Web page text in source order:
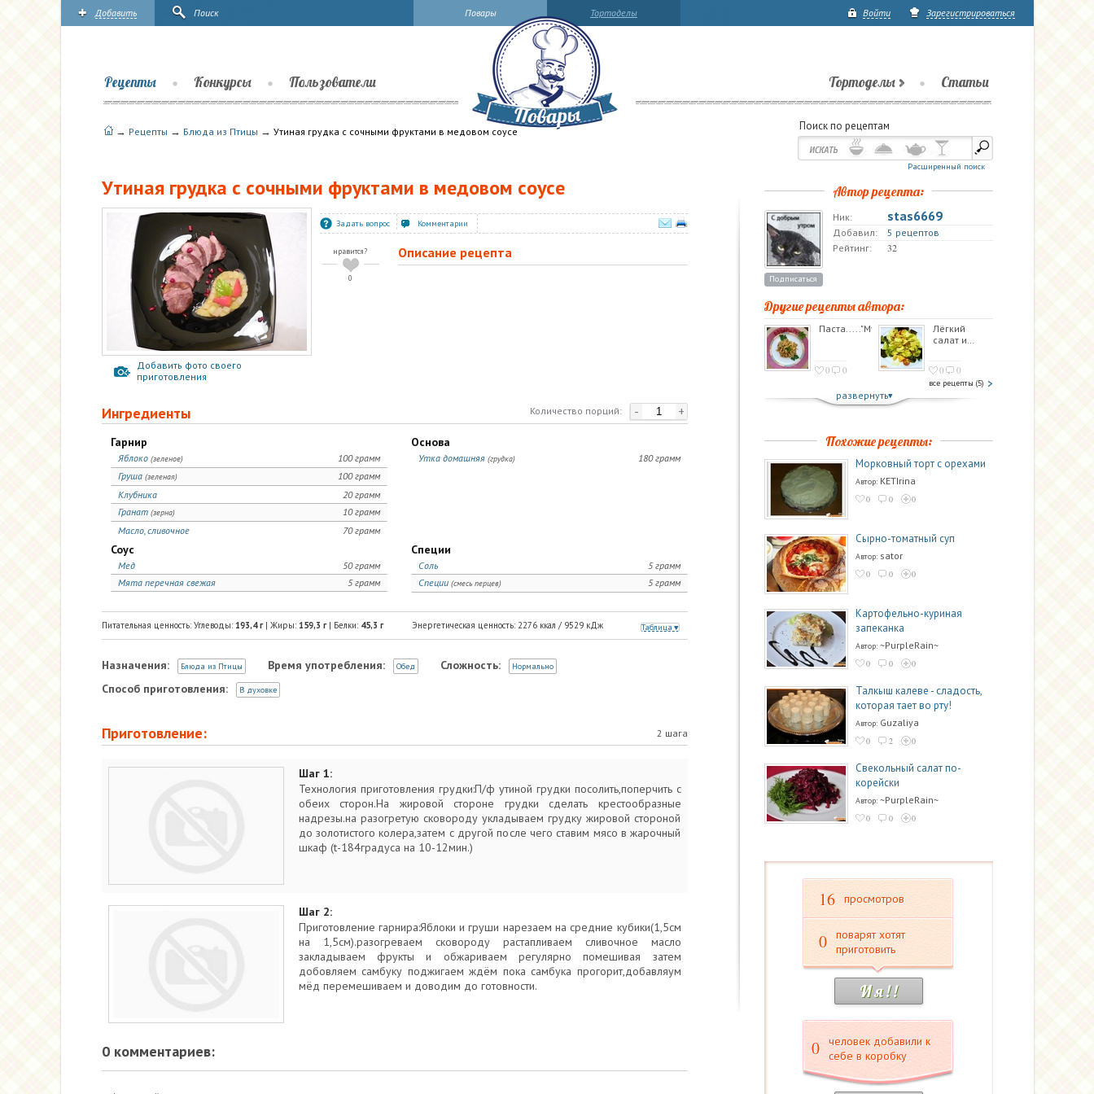
Тортоделы
Повары Войти Зарегистрироваться
Добавить Поиск
Тортоделы Статьи
Рецепты Конкурсы Пользователи
→ Рецепты → Блюда из Птицы → Утиная грудка с сочными фруктами в медовом соусе Поиск по рецептам
Расширенный поиск
Утиная грудка с сочными фруктами в медовом соусе
Добавить фото своего
приготовления
Задать вопрос Комментарии
нравится?
0
Описание рецепта
- +
Количество порций:
Ингредиенты
Гарнир
100 грамм
Яблоко(зеленое)
100 грамм
Груша(зеленая)
20 грамм
Клубника
10 грамм
Гранат(зерна)
70 грамм
Масло, сливочное
Основа
180 грамм
Утка домашняя(грудка)
Соус
50 грамм
Мед
5 грамм
Мята перечная свежая
Специи
5 грамм
Соль
5 грамм
Специи(смесь перцев)
Таблица
Энергетическая ценность: 2276ккал / 9529кДж
Питательная ценность: Углеводы: 193,4г| Жиры: 159,3 г| Белки: 45,3 г
Назначения: Блюда из Птицы Время употребления: Обед Сложность: Нормально
Способ приготовления: В духовке
Приготовление: 2 шага
Шаг 1:
Технология приготовления грудки:П/ф утиной грудки посолить,поперчить с
обеих сторон.На жировой стороне грудки сделать крестообразные
надрезы.на разогретую сковороду укладываем грудку жировой стороной
до золотистого колера,затем с другой после чего ставим мясо в жарочный
шкаф (t-184градуса на 10-12мин.)
Шаг 2:
Приготовление гарнира:Яблоки и груши нарезаем на средние кубики(1,5см
на 1,5см).разогреваем сковороду растапливаем сливочное масло
закладываем фрукты и обжариваем регулярно помешивая затем
добовляем самбуку поджигаем ждём пока самбука прогорит,добавляум
мёд перемешиваем и доводим до готовности.
0 комментариев:
Автор рецепта:
Подписаться
Ник: stas6669
Добавил:
5 рецептов
Рейтинг:
32
Другие рецепты автора:
Паста....."Мур…
0 0
Лёгкий
салат и…
0 0
все рецепты (5)
развернуть
Похожие рецепты:
Морковный торт с орехами
Автор: KETIrina
0 0 0
Сырно-томатный суп
Автор: sator
0 0 0
Картофельно-куриная
запеканка
Автор: ~PurpleRain~
0 0 0
Талкыш калеве - сладость,
которая тает во рту!
Автор: Guzaliya
0 2 0
Свекольный салат по-
корейски
Автор: ~PurpleRain~
0 0 0
16 просмотров
0
поварят хотят
приготовить
И я ! !
0
человек добавили к
себе в коробку